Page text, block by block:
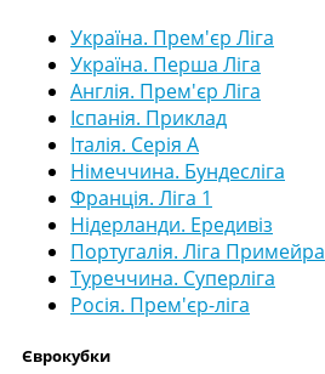
Україна. Прем'єр Ліга
Україна. Перша Ліга
Англія. Прем'єр Ліга
Іспанія. Приклад
Італія. Серія А
Німеччина. Бундесліга
Франція. Ліга 1
Нідерланди. Ередивіз
Португалія. Ліга Примейра
Туреччина. Суперліга
Росія. Прем'єр-ліга
Єврокубки